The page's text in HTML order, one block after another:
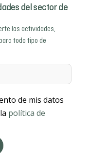
del sector de
las actividades,
todo tipo de